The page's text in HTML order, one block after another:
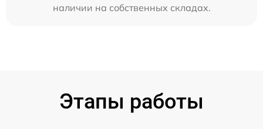
наличии на собственных складах.
Этапы работы